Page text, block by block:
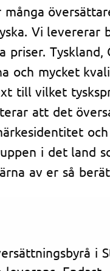
många
Vi levererar
priser.
och mycket
till vilket
att det
i det land
av er så
i